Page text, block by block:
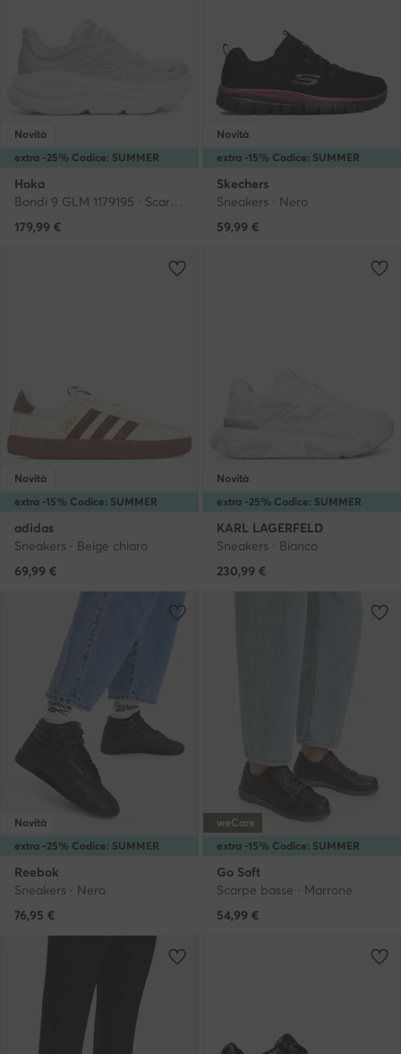
extra -25% Codice: SUMMER
Novità
Hoka
Bondi 9 GLM 1179195 · Scarpe running
179,99 €
extra -15% Codice: SUMMER
Novità
Skechers
Sneakers · Nero
59,99 €
extra -15% Codice: SUMMER
Novità
adidas
Sneakers · Beige chiaro
69,99 €
extra -25% Codice: SUMMER
Novità
KARL LAGERFELD
Sneakers · Bianco
230,99 €
extra -25% Codice: SUMMER
Novità
Reebok
Sneakers · Nero
76,95 €
extra -15% Codice: SUMMER
weCare
Go Soft
Scarpe basse · Marrone
54,99 €